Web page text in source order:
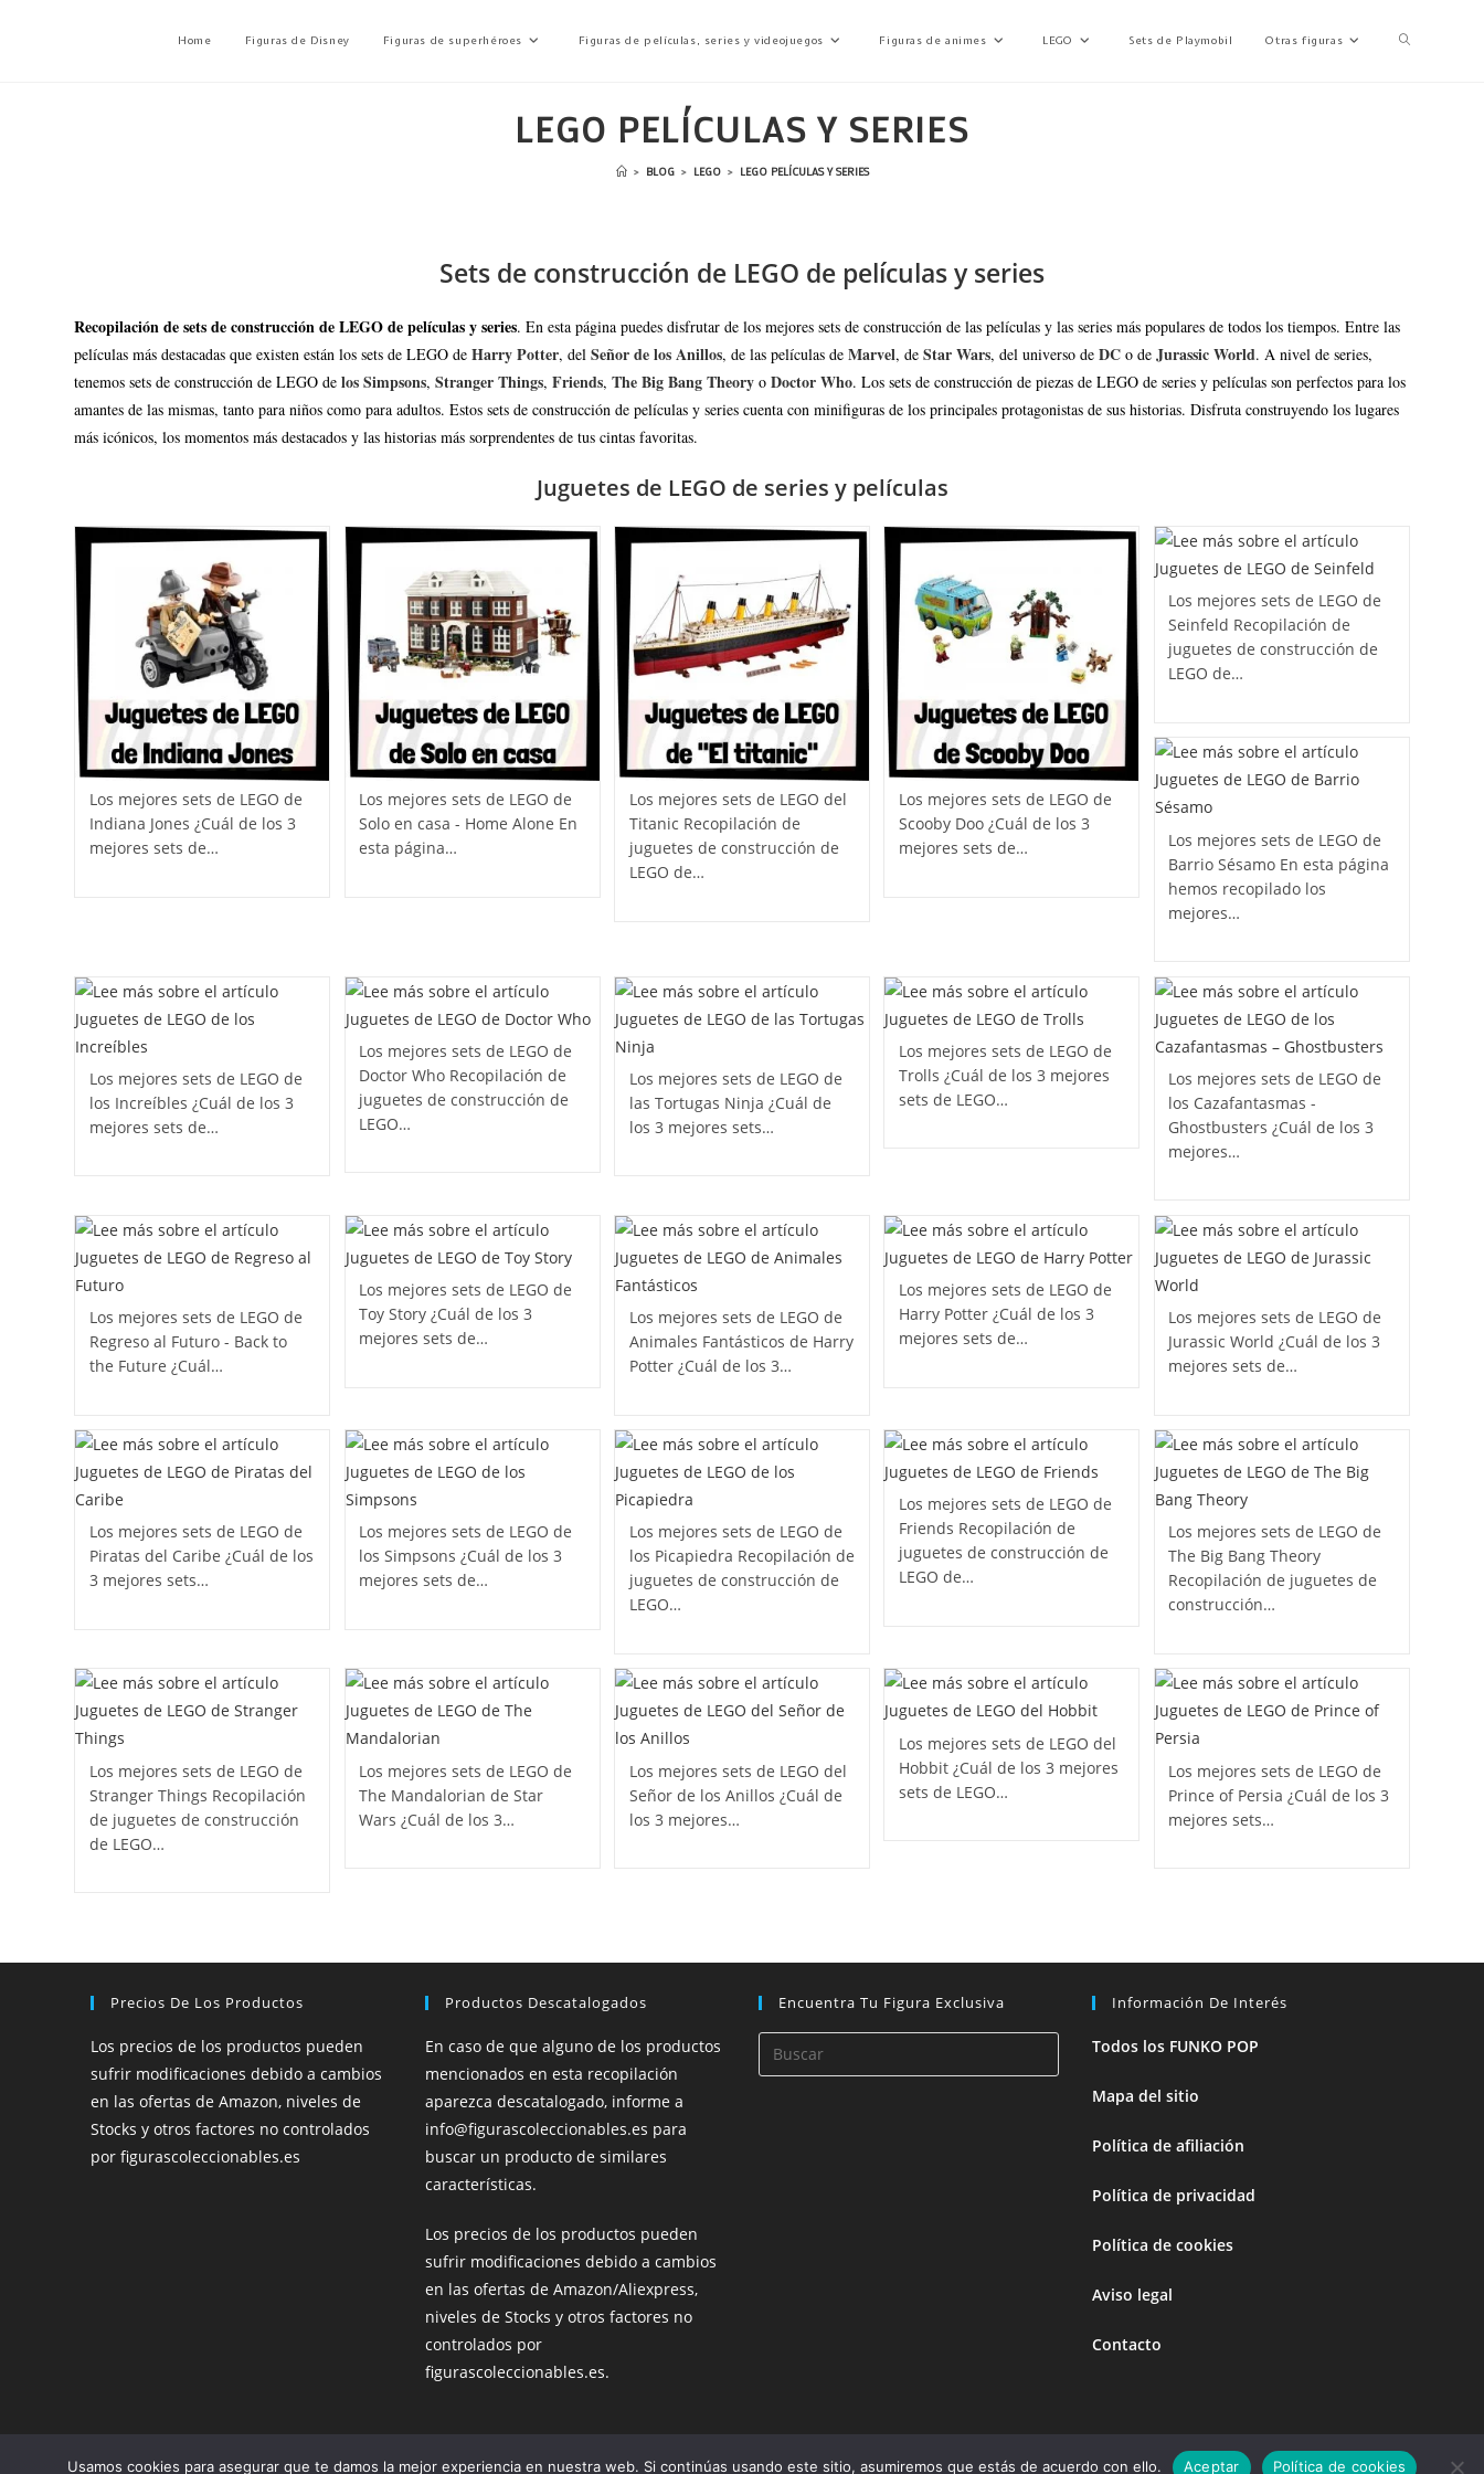
Home Figuras de Disney Figuras de superhéroes Figuras de películas, series y videojuegos Figuras de animes LEGO Sets de Playmobil Otras figuras
LEGO PELÍCULAS Y SERIES
> BLOG > LEGO > LEGO PELÍCULAS Y SERIES
Sets de construcción de LEGO de películas y series
Recopilación de sets de construcción de LEGO de películas y series. En esta página puedes disfrutar de los mejores sets de construcción de las películas y las series más populares de todos los tiempos. Entre las
películas más destacadas que existen están los sets de LEGO deHarry Potter, delSeñor de los Anillos, de las películas deMarvel, deStar Wars, del universo deDC o deJurassic World. A nivel de series,
tenemos sets de construcción de LEGO delos Simpsons,Stranger Things,Friends,The Big Bang Theory oDoctor Who. Los sets de construcción de piezas de LEGO de series y películas son perfectos para los
amantes de las mismas, tanto para niños como para adultos. Estos sets de construcción de películas y series cuenta con minifiguras de los principales protagonistas de sus historias. Disfruta construyendo los lugares
más icónicos, los momentos más destacados y las historias más sorprendentes de tus cintas favoritas.
Juguetes de LEGO de series y películas
Los mejores sets de LEGO de
Indiana Jones ¿Cuál de los 3
mejores sets de…
Los mejores sets de LEGO de
Solo en casa - Home Alone En
esta página…
Los mejores sets de LEGO del
Titanic Recopilación de
juguetes de construcción de
LEGO de…
Los mejores sets de LEGO de
Scooby Doo ¿Cuál de los 3
mejores sets de…
Los mejores sets de LEGO de
Seinfeld Recopilación de
juguetes de construcción de
LEGO de…
Los mejores sets de LEGO de
Barrio Sésamo En esta página
hemos recopilado los
mejores…
Los mejores sets de LEGO de
los Increíbles ¿Cuál de los 3
mejores sets de…
Los mejores sets de LEGO de
Doctor Who Recopilación de
juguetes de construcción de
LEGO…
Los mejores sets de LEGO de
las Tortugas Ninja ¿Cuál de
los 3 mejores sets…
Los mejores sets de LEGO de
Trolls ¿Cuál de los 3 mejores
sets de LEGO…
Los mejores sets de LEGO de
los Cazafantasmas -
Ghostbusters ¿Cuál de los 3
mejores…
Los mejores sets de LEGO de
Regreso al Futuro - Back to
the Future ¿Cuál…
Los mejores sets de LEGO de
Toy Story ¿Cuál de los 3
mejores sets de…
Los mejores sets de LEGO de
Animales Fantásticos de Harry
Potter ¿Cuál de los 3…
Los mejores sets de LEGO de
Harry Potter ¿Cuál de los 3
mejores sets de…
Los mejores sets de LEGO de
Jurassic World ¿Cuál de los 3
mejores sets de…
Los mejores sets de LEGO de
Piratas del Caribe ¿Cuál de los
3 mejores sets…
Los mejores sets de LEGO de
los Simpsons ¿Cuál de los 3
mejores sets de…
Los mejores sets de LEGO de
los Picapiedra Recopilación de
juguetes de construcción de
LEGO…
Los mejores sets de LEGO de
Friends Recopilación de
juguetes de construcción de
LEGO de…
Los mejores sets de LEGO de
The Big Bang Theory
Recopilación de juguetes de
construcción…
Los mejores sets de LEGO de
Stranger Things Recopilación
de juguetes de construcción
de LEGO…
Los mejores sets de LEGO de
The Mandalorian de Star
Wars ¿Cuál de los 3…
Los mejores sets de LEGO del
Señor de los Anillos ¿Cuál de
los 3 mejores…
Los mejores sets de LEGO del
Hobbit ¿Cuál de los 3 mejores
sets de LEGO…
Los mejores sets de LEGO de
Prince of Persia ¿Cuál de los 3
mejores sets…
Precios De Los Productos
Los precios de los productos pueden
sufrir modificaciones debido a cambios
en las ofertas de Amazon, niveles de
Stocks y otros factores no controlados
por figurascoleccionables.es
Productos Descatalogados
En caso de que alguno de los productos
mencionados en esta recopilación
aparezca descatalogado, informe a
info@figurascoleccionables.es para
buscar un producto de similares
características.
Los precios de los productos pueden
sufrir modificaciones debido a cambios
en las ofertas de Amazon/Aliexpress,
niveles de Stocks y otros factores no
controlados por
figurascoleccionables.es.
Encuentra Tu Figura Exclusiva Información De Interés
Todos los FUNKO POP
Mapa del sitio
Política de afiliación
Política de privacidad
Política de cookies
Aviso legal
Contacto
Esta página no vende productos directamente. Todos sus enlaces están dirigidos a Amazon, la empresa vendedora. Los precios de los productos son variables, marcados por Amazon y no tienen coste añadido.
Usamos cookies para asegurar que te damos la mejor experiencia en nuestra web. Si continúas usando este sitio, asumiremos que estás de acuerdo con ello. Aceptar Política de cookies